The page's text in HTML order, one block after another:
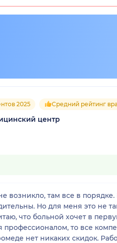
2025 Средний рейтинг
центр
возникло, там все в
Но для меня это не
что больной хочет в
профессионалом, то все
нет никаких скидок.